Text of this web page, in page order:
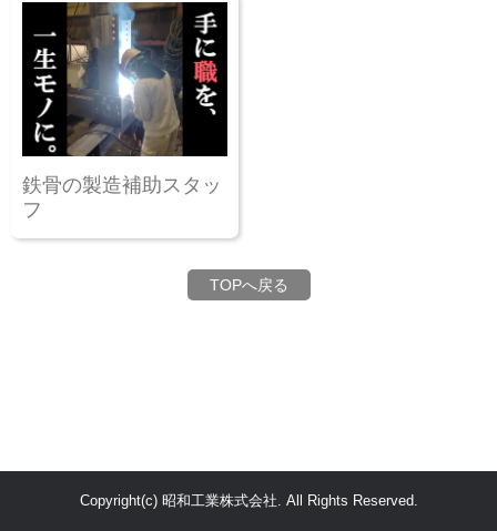
鉄骨の製造補助スタッ
フ
TOPへ戻る
Copyright(c) 昭和工業株式会社. All Rights Reserved.